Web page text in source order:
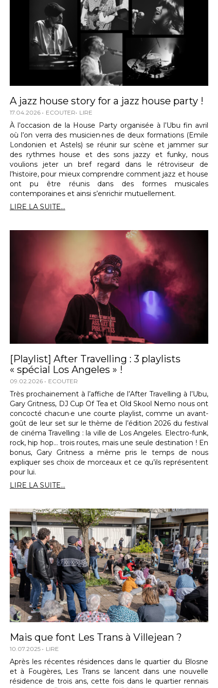
A jazz house story for a jazz house party !
17.04.2026 ECOUTER LIRE
À l’occasion de la House Party organisée à l’Ubu fin avril
où l’on verra des musicien·nes de deux formations (Emile
Londonien et Astels) se réunir sur scène et jammer sur
des rythmes house et des sons jazzy et funky, nous
voulions jeter un bref regard dans le rétroviseur de
l’histoire, pour mieux comprendre comment jazz et house
ont pu être réunis dans des formes musicales
contemporaines et ainsi s’enrichir mutuellement.
LIRE LA SUITE...
[Playlist] After Travelling : 3 playlists
« spécial Los Angeles » !
09.02.2026 ECOUTER
Très prochainement à l’affiche de l’After Travelling à l’Ubu,
Gary Gritness, DJ Cup Of Tea et Old Skool Nemo nous ont
concocté chacun·e une courte playlist, comme un avant-
goût de leur set sur le thème de l’édition 2026 du festival
de cinéma Travelling : la ville de Los Angeles. Electro-funk,
rock, hip hop… trois routes, mais une seule destination ! En
bonus, Gary Gritness a même pris le temps de nous
expliquer ses choix de morceaux et ce qu’ils représentent
pour lui.
LIRE LA SUITE...
Mais que font Les Trans à Villejean ?
10.07.2025 LIRE
Après les récentes résidences dans le quartier du Blosne
et à Fougères, Les Trans se lancent dans une nouvelle
résidence de trois ans, cette fois dans le quartier rennais